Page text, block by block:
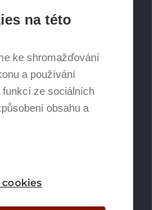
na této
ke shromažďování
a používání
funkcí ze sociálních
obsahu a